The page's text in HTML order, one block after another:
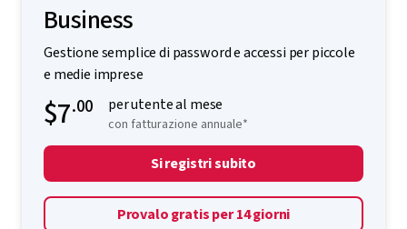
Business
Gestione semplice di password e accessi per piccole
e medie imprese
$7.00 per utente al mese
con fatturazione annuale*
Si registri subito
Provalo gratis per 14 giorni